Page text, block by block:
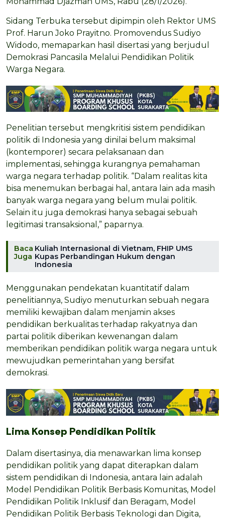
Sidang Terbuka tersebut dipimpin oleh Rektor UMS
Prof. Harun Joko Prayitno. Promovendus Sudiyo
Widodo, memaparkan hasil disertasi yang berjudul
Demokrasi Pancasila Melalui Pendidikan Politik
Warga Negara.
Penelitian tersebut mengkritisi sistem pendidikan
politik di Indonesia yang dinilai belum maksimal
(kontemporer) secara pelaksanaan dan
implementasi, sehingga kurangnya pemahaman
warga negara terhadap politik. “Dalam realitas kita
bisa menemukan berbagai hal, antara lain ada masih
banyak warga negara yang belum mulai politik.
Selain itu juga demokrasi hanya sebagai sebuah
legitimasi transaksional,” paparnya.
Baca
Juga
Kuliah Internasional di Vietnam, FHIP UMS
Kupas Perbandingan Hukum dengan
Indonesia
Menggunakan pendekatan kuantitatif dalam
penelitiannya, Sudiyo menuturkan sebuah negara
memiliki kewajiban dalam menjamin akses
pendidikan berkualitas terhadap rakyatnya dan
partai politik diberikan kewenangan dalam
memberikan pendidikan politik warga negara untuk
mewujudkan pemerintahan yang bersifat
demokrasi.
Lima Konsep Pendidikan Politik
Dalam disertasinya, dia menawarkan lima konsep
pendidikan politik yang dapat diterapkan dalam
sistem pendidikan di Indonesia, antara lain adalah
Model Pendidikan Politik Berbasis Komunitas, Model
Pendidikan Politik Inklusif dan Beragam, Model
Pendidikan Politik Berbasis Teknologi dan Digita,